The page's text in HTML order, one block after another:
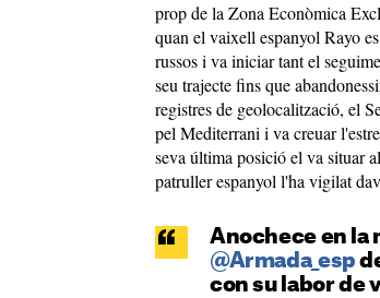
prop de la Zona Econòmica
quan el vaixell espanyol Rayo
russos i va iniciar tant el
seu trajecte fins que
registres de geolocalització, el
pel Mediterrani i va creuar
seva última posició el va situar
patruller espanyol l'ha vigilat
Anochece en la
@Armada_esp
con su labor de